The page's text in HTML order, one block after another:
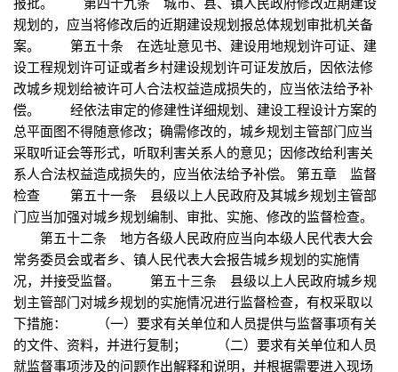
规划的，应当将修改后的近期建设规划报总体规划审批机关备
案。 第五十条 在选址意见书、建设用地规划许可证、建
设工程规划许可证或者乡村建设规划许可证发放后，因依法修
改城乡规划给被许可人合法权益造成损失的，应当依法给予补
偿。 经依法审定的修建性详细规划、建设工程设计方案的
总平面图不得随意修改；确需修改的，城乡规划主管部门应当
采取听证会等形式，听取利害关系人的意见；因修改给利害关
系人合法权益造成损失的，应当依法给予补偿。 第五章 监督
检查 第五十一条 县级以上人民政府及其城乡规划主管部
门应当加强对城乡规划编制、审批、实施、修改的监督检查。
第五十二条 地方各级人民政府应当向本级人民代表大会
常务委员会或者乡、镇人民代表大会报告城乡规划的实施情
况，并接受监督。 第五十三条 县级以上人民政府城乡规
划主管部门对城乡规划的实施情况进行监督检查，有权采取以
下措施： （一）要求有关单位和人员提供与监督事项有关
的文件、资料，并进行复制； （二）要求有关单位和人员
就监督事项涉及的问题作出解释和说明，并根据需要进入现场